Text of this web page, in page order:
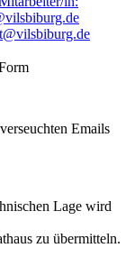
Emails
Lage wird
zu übermitteln.